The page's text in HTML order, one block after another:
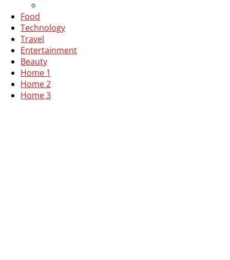
Food
Technology
Travel
Entertainment
Beauty
Home 1
Home 2
Home 3